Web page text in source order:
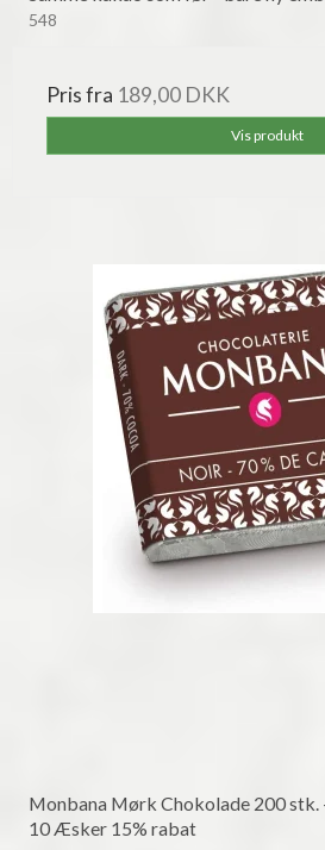
548
Pris fra 189,00 DKK
Vis produkt
Monbana Mørk Chokolade 200
10 Æsker 15% rabat